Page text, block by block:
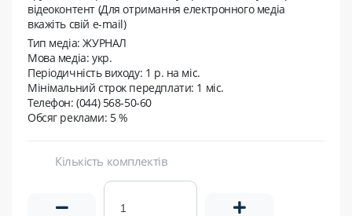
відеоконтент (Для отримання електронного медіа
вкажіть свій e-mail)
Тип медіа: ЖУРНАЛ
Мова медіа: укр.
Періодичність виходу: 1 р. на мic.
Мінімальний строк передплати: 1 міс.
Телефон: (044) 568-50-60
Обсяг реклами: 5 %
Кількість комплектів